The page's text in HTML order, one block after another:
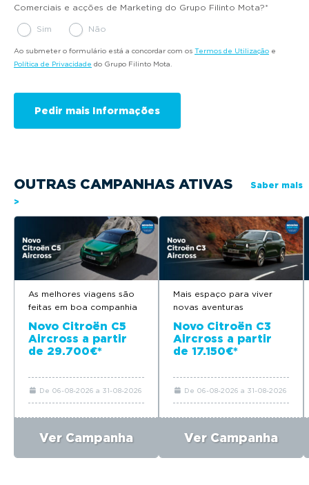
Comerciais e acções de Marketing do Grupo Filinto Mota?*
Sim Não
Ao submeter o formulário está a concordar com os Termos de Utilização e
Política de Privacidade do Grupo Filinto Mota.
OUTRAS CAMPANHAS ATIVAS
Saber mais
>
As melhores viagens são
feitas em boa companhia
Novo Citroën C5
Aircross a partir
de 29.700€*
De 06-08-2026 a 31-08-2026
Ver Campanha
Mais espaço para viver
novas aventuras
Novo Citroën C3
Aircross a partir
de 17.150€*
De 06-08-2026 a 31-08-2026
Ver Campanha